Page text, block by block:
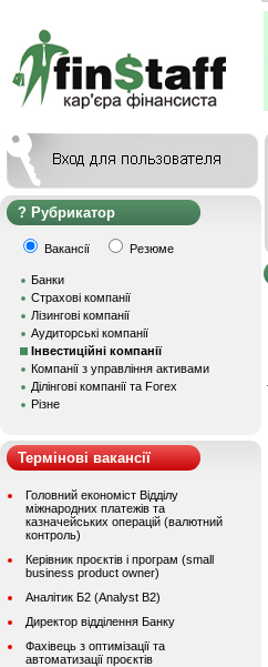
Рубрикатор
Вакансії Резюме
Банки
Страхові компанії
Лізингові компанії
Аудиторські компанії
Інвестиційні компанії
Компанії з управління активами
Ділінгові компанії та Forex
Різне
Термінові вакансії
Головний економіст Відділу
міжнародних платежів та
казначейських операцій (валютний
контроль)
Керівник проєктів і програм (small
business product owner)
Аналітик Б2 (Analyst B2)
Директор відділення Банку
Фахівець з оптимізації та
автоматизації проєктів